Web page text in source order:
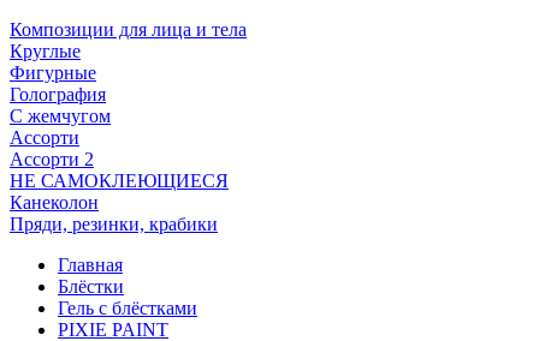
Композиции для лица и тела
Круглые
Фигурные
Голография
С жемчугом
Ассорти
Ассорти 2
НЕ САМОКЛЕЮЩИЕСЯ
Канеколон
Пряди, резинки, крабики
Главная
Блёстки
Гель с блёстками
PIXIE PAINT